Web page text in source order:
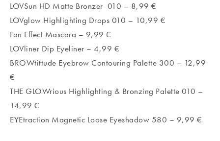
LOVSun HD Matte Bronzer 010 – 8,99 €
LOVglow Highlighting Drops 010 – 10,99 €
Fan Effect Mascara – 9,99 €
LOVliner Dip Eyeliner – 4,99 €
BROWtittude Eyebrow Contouring Palette 300 – 12,99
€
THE GLOWrious Highlighting & Bronzing Palette 010 –
14,99 €
EYEtraction Magnetic Loose Eyeshadow 580 – 9,99 €